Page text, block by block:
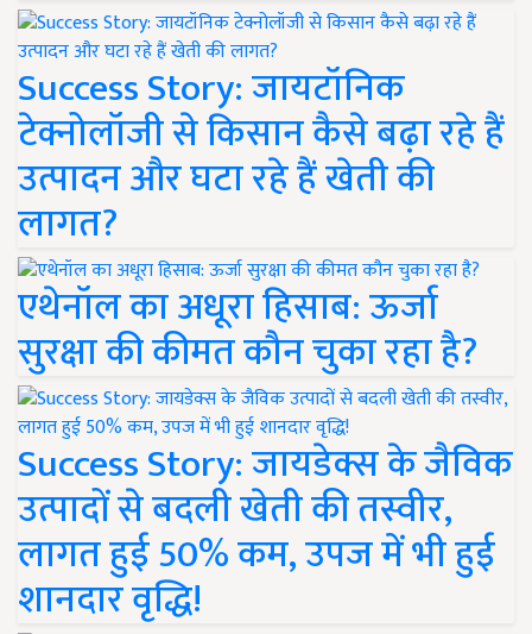
Success Story: जायटॉनिक
टेक्नोलॉजी से किसान कैसे बढ़ा रहे हैं
उत्पादन और घटा रहे हैं खेती की
लागत?
एथेनॉल का अधूरा हिसाब: ऊर्जा
सुरक्षा की कीमत कौन चुका रहा है?
Success Story: जायडेक्स के जैविक
उत्पादों से बदली खेती की तस्वीर,
लागत हुई 50% कम, उपज में भी हुई
शानदार वृद्धि!